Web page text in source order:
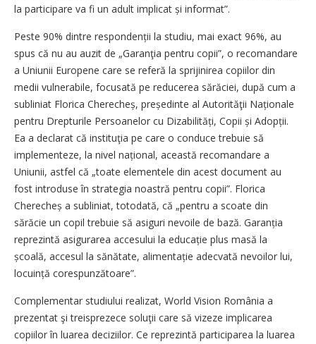
la participare va fi un adult implicat și informat”.
Peste 90% dintre respondenții la studiu, mai exact 96%, au
spus că nu au auzit de „Garanţia pentru copii”, o recomandare
a Uniunii Europene care se referă la sprijinirea copiilor din
medii vulnerabile, focusată pe reducerea sărăciei, după cum a
subliniat Florica Cherecheș, președinte al Autorităţii Naționale
pentru Drepturile Persoanelor cu Dizabilități, Copii și Adopții.
Ea a declarat că instituţia pe care o conduce trebuie să
implementeze, la nivel național, această recomandare a
Uniunii, astfel că „toate elementele din acest document au
fost introduse în strategia noastră pentru copii”. Florica
Cherecheș a subliniat, totodată, că „pentru a scoate din
sărăcie un copil trebuie să asiguri nevoile de bază. Garanția
reprezintă asigurarea accesului la educație plus masă la
școală, accesul la sănătate, alimentație adecvată nevoilor lui,
locuință corespunzătoare”.
Complementar studiului realizat, World Vision România a
prezentat şi treisprezece soluţii care să vizeze implicarea
copiilor în luarea deciziilor. Ce reprezintă participarea la luarea